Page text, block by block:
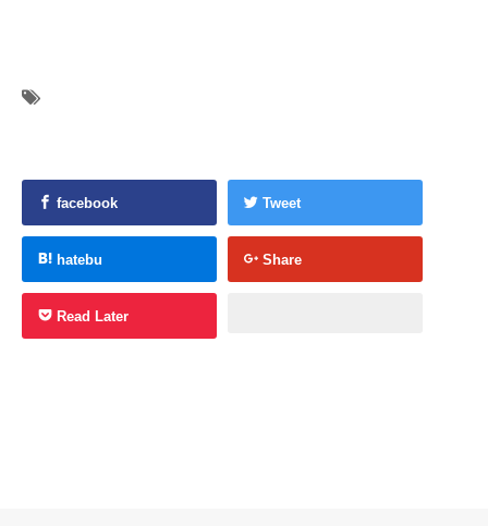
facebook Tweet
hatebu Share
Read Later